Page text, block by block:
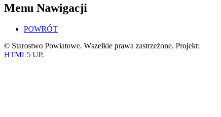
Menu Nawigacji
POWRÓT
© Starostwo Powiatowe. Wszelkie prawa zastrzeżone. Projekt:
HTML5 UP.